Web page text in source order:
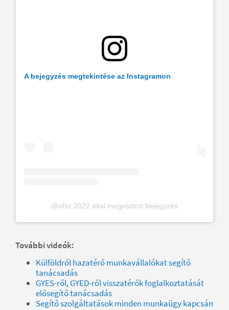
A bejegyzés megtekintése az Instagramon
@nfsz.2022 által megosztott bejegyzés
További videók:
Külföldről hazatérő munkavállalókat segítő
tanácsadás
GYES-ről, GYED-ről visszatérők foglalkoztatását
elősegítő tanácsadás
Segítő szolgáltatások minden munkaügy kapcsán